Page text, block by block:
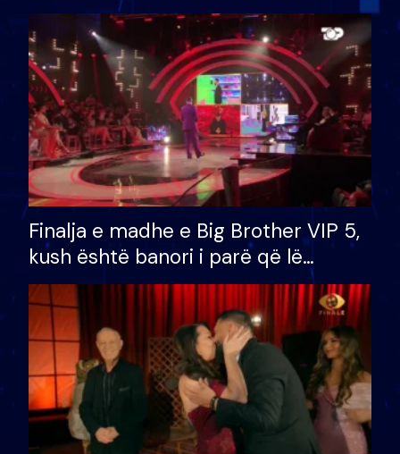
Finalja e madhe e Big Brother VIP 5,
kush është banori i parë që lë
shtëpinë dhe humb mundësinë për
të fituar çmimin e madh